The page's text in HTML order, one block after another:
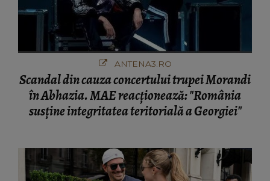
ANTENA3.RO
Scandal din cauza concertului trupei Morandi
în Abhazia. MAE reacționează: "România
susține integritatea teritorială a Georgiei"